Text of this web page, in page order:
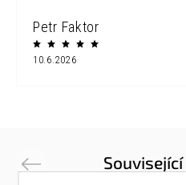
Petr Faktor
10.6.2026
Previous